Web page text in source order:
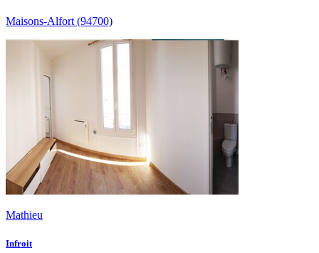
Maisons-Alfort(94700)
Mathieu
Infroit